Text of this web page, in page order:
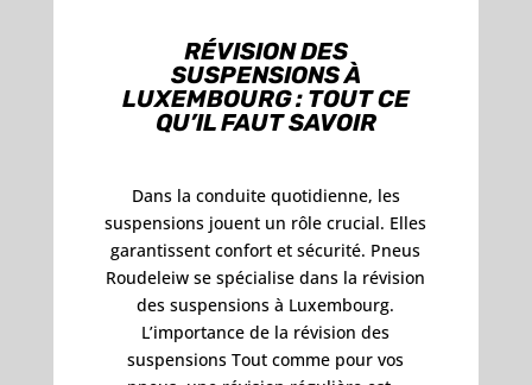
RÉVISION DES
SUSPENSIONS À
LUXEMBOURG : TOUT CE
QU’IL FAUT SAVOIR
Dans la conduite quotidienne, les
suspensions jouent un rôle crucial. Elles
garantissent confort et sécurité. Pneus
Roudeleiw se spécialise dans la révision
des suspensions à Luxembourg.
L’importance de la révision des
suspensions Tout comme pour vos